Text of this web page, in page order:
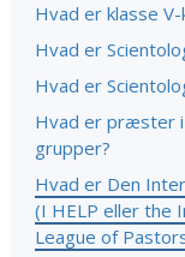
Hvad er klasse
Hvad er
Hvad er
Hvad er præster i
grupper?
Hvad er Den
(I HELP eller the
League of